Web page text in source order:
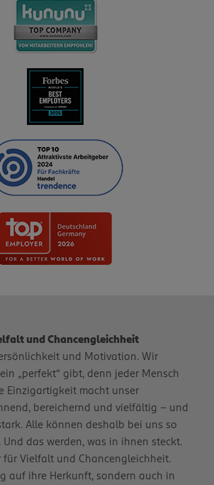
und Chancengleichheit
und Motivation. Wir
„perfekt“ gibt, denn jeder Mensch
Einzigartigkeit macht unser
bereichernd und vielfältig – und
Alle können deshalb bei uns so
Und das werden, was in ihnen steckt.
für Vielfalt und Chancengleichheit.
auf ihre Herkunft, sondern auch in